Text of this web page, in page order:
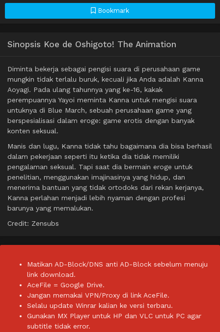
Bookmark
Sinopsis Koe de Oshigoto! The Animation
Diminta bekerja sebagai pengisi suara di perusahaan game
mungkin tidak terlalu buruk, kecuali jika Anda adalah Kanna
Aoyagi. Pada ulang tahunnya yang ke-16, kakak
perempuannya Yayoi meminta Kanna untuk mengisi suara
untuknya di Blue March, sebuah perusahaan game yang
berspesialisasi dalam eroge: game erotis dengan banyak
konten seksual.
Manis dan lugu, Kanna tidak tahu bagaimana dia bisa berhasil
dalam pekerjaan seperti itu ketika dia tidak memiliki
pengalaman seksual. Tapi saat dia bermain eroge untuk
penelitian, menggunakan imajinasinya yang hidup, dan
menerima bantuan yang tidak ortodoks dari rekan kerjanya,
Kanna perlahan menjadi lebih nyaman dengan profesi
barunya yang memalukan.
Credit: Zensubs
Matikan AD-Block/DNS anti AD-Block sebelum menuju
link download.
AceFile = Google Drive.
Jangan memakai VPN/Proxy di link AceFile.
Selalu update Winrar kalian ke versi terbaru.
Gunakan MX Player untuk HP dan VLC untuk PC agar
subtitle tidak error.